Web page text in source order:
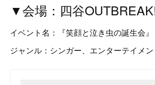
▼会場：四谷
イベント名：『笑顔と泣き虫の誕生会』
ジャンル：シンガー、エンターテイメン